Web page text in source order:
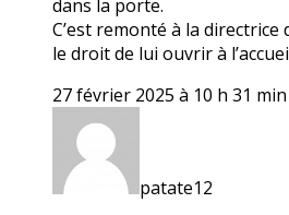
dans la porte.
C’est remonté à la directrice
le droit de lui ouvrir à
27 février 2025 à 10 h 31 min
patate12